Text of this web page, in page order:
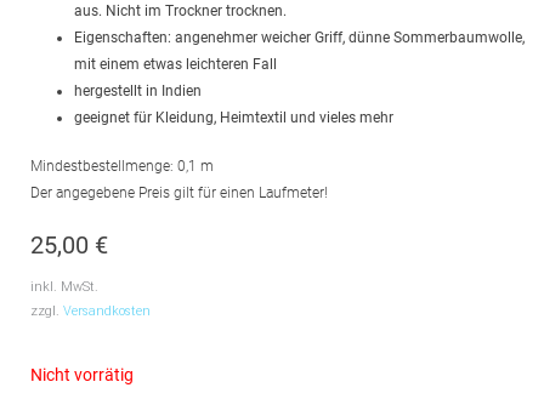
aus. Nicht im Trockner trocknen.
Eigenschaften: angenehmer weicher Griff, dünne Sommerbaumwolle,
mit einem etwas leichteren Fall
hergestellt in Indien
geeignet für Kleidung, Heimtextil und vieles mehr
Mindestbestellmenge: 0,1 m
Der angegebene Preis gilt für einen Laufmeter!
25,00 €
inkl. MwSt.
zzgl. Versandkosten
Nicht vorrätig